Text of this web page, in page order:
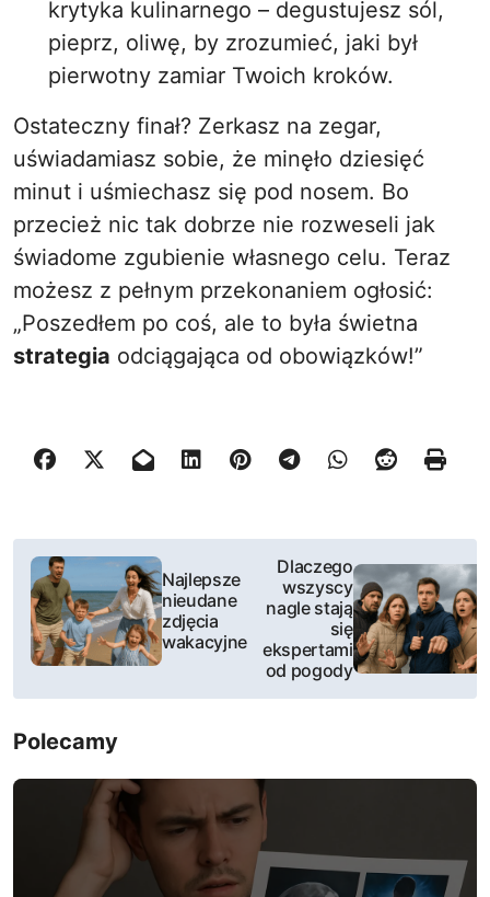
krytyka kulinarnego – degustujesz sól,
pieprz, oliwę, by zrozumieć, jaki był
pierwotny zamiar Twoich kroków.
Ostateczny finał? Zerkasz na zegar,
uświadamiasz sobie, że minęło dziesięć
minut i uśmiechasz się pod nosem. Bo
przecież nic tak dobrze nie rozweseli jak
świadome zgubienie własnego celu. Teraz
możesz z pełnym przekonaniem ogłosić:
„Poszedłem po coś, ale to była świetna
strategia odciągająca od obowiązków!”
N
w
i
g
a
Najlepsze
nieudane
zdjęcia
wakacyjne
Dlaczego
wszyscy
nagle stają
się
ekspertami
od pogody
Polecamy